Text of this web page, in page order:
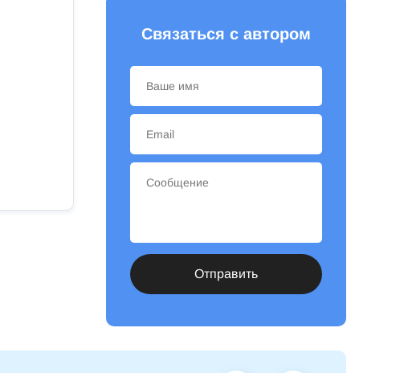
Связаться с автором
Отправить